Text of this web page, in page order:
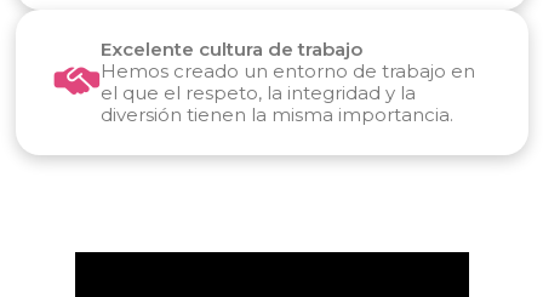
Excelente cultura de trabajo
Hemos creado un entorno de trabajo en
el que el respeto, la integridad y la
diversión tienen la misma importancia.